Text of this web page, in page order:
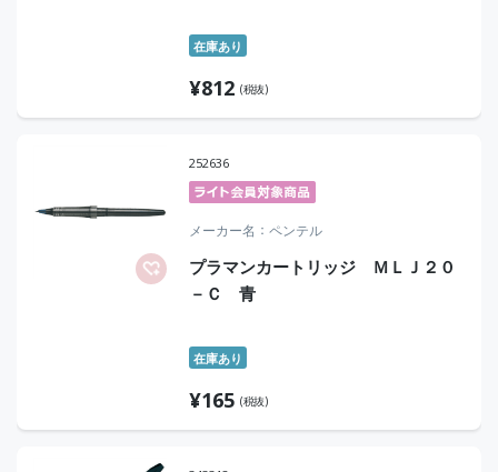
在庫あり
¥812 (税抜)
252636
メーカー名 ペンテル
プラマンカートリッジ ＭＬＪ２０
－Ｃ 青
在庫あり
¥165 (税抜)